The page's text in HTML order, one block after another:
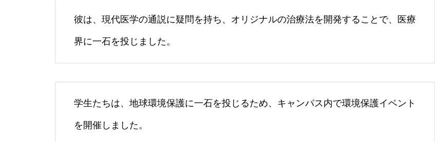
彼は、現代医学の通説に疑問を持ち、オリジナルの治療法を開発することで、医療
界に一石を投じました。
学生たちは、地球環境保護に一石を投じるため、キャンパス内で環境保護イベント
を開催しました。